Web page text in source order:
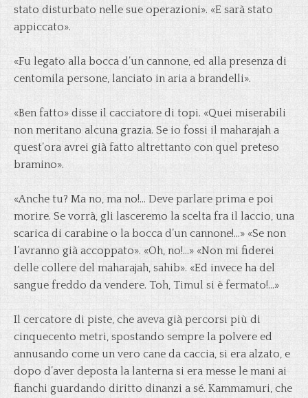
stato disturbato nelle sue operazioni». «E sarà stato
appiccato».
«Fu legato alla bocca d’un cannone, ed alla presenza di
centomila persone, lanciato in aria a brandelli».
«Ben fatto» disse il cacciatore di topi. «Quei miserabili
non meritano alcuna grazia. Se io fossi il maharajah a
quest’ora avrei già fatto altrettanto con quel preteso
bramino».
«Anche tu? Ma no, ma no!… Deve parlare prima e poi
morire. Se vorrà, gli lasceremo la scelta fra il laccio, una
scarica di carabine o la bocca d’un cannone!…» «Se non
l’avranno già accoppato». «Oh, no!…» «Non mi fiderei
delle collere del maharajah, sahib». «Ed invece ha del
sangue freddo da vendere. Toh, Timul si è fermato!…»
Il cercatore di piste, che aveva già percorsi più di
cinquecento metri, spostando sempre la polvere ed
annusando come un vero cane da caccia, si era alzato, e
dopo d’aver deposta la lanterna si era messe le mani ai
fianchi guardando diritto dinanzi a sé. Kammamuri, che